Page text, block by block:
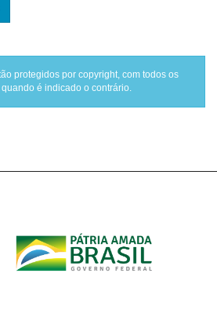
protegidos por copyright, com todos os
é indicado o contrário.